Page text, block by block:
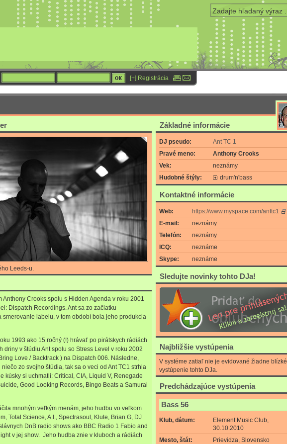
[+] Registrácia
Leeds-u.
Anthony Crooks spolu s Hidden Agenda v roku 2001
Dispatch Recordings. Ant sa zo začiatku
smerovanie labelu, v tom období bola jeho produkcia
1993 ako 15 ročný (!) hrávať po pirátskych rádiách
driny v štúdiu Ant spolu so Stress Level v roku 2002
Love / Backtrack ) na Dispatch 006. Následne,
zo svojho štúdia, tak sa o veci od Ant TC1 strhla
kúsky si uchmatli: Critical, CIA, Liquid V, Renegade
Good Looking Records, Bingo Beats a Samurai
mnohým veľkým menám, jeho hudbu vo veľkom
Total Science, A.I., Spectrasoul, Klute, Brian G, DJ
DnB radio shows ako BBC Radio 1 Fabio and
v jej show. Jeho hudba znie v kluboch a rádiách
Základné informácie
DJ pseudo:
Ant TC 1
Pravé meno:
Anthony Crooks
Vek:
neznámy
Hudobné štýly:
drum'n'bass
Kontaktné informácie
Web:
https://www.myspace.com/anttc1
E-mail:
neznámy
Telefón:
neznámy
ICQ:
neznáme
Skype:
neznáme
Sledujte novinky tohto DJa!
Najbližšie vystúpenia
V systéme zatiaľ nie je evidované žiadne blízké
vystúpenie tohto DJa.
Predchádzajúce vystúpenia
Bass 56
Klub, dátum:
Element Music Club,
30.10.2010
Mesto, štát:
Prievidza, Slovensko